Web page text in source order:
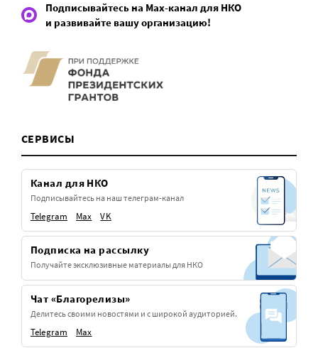
Подписывайтесь на Max-канал для НКО
и развивайте вашу организацию!
СЕРВИСЫ
Канал для НКО
Подписывайтесь на наш телеграм-канал
Telegram Max VK
Подписка на рассылку
Получайте эксклюзивные материалы для НКО
Чат «Благорелизы»
Делитесь своими новостями и с широкой аудиторией.
Telegram Max